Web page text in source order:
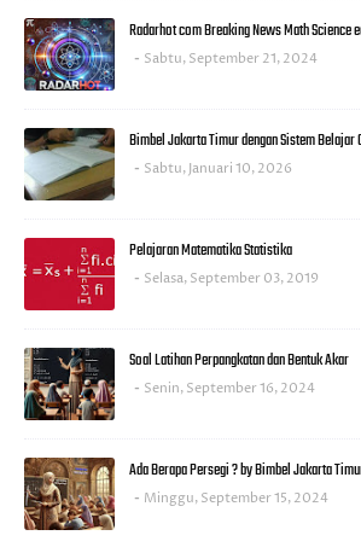
Radarhot com Breaking News Math Science
Sabtu, September 21, 2024
Bimbel Jakarta Timur dengan Sistem
Sabtu, Januari 10, 2026
Pelajaran Matematika Statistika
Selasa, September 03, 2019
Soal Latihan Perpangkatan dan Bentuk Akar
Senin, September 16, 2024
Ada Berapa Persegi ? by Bimbel Jakarta
Minggu, September 15, 2024